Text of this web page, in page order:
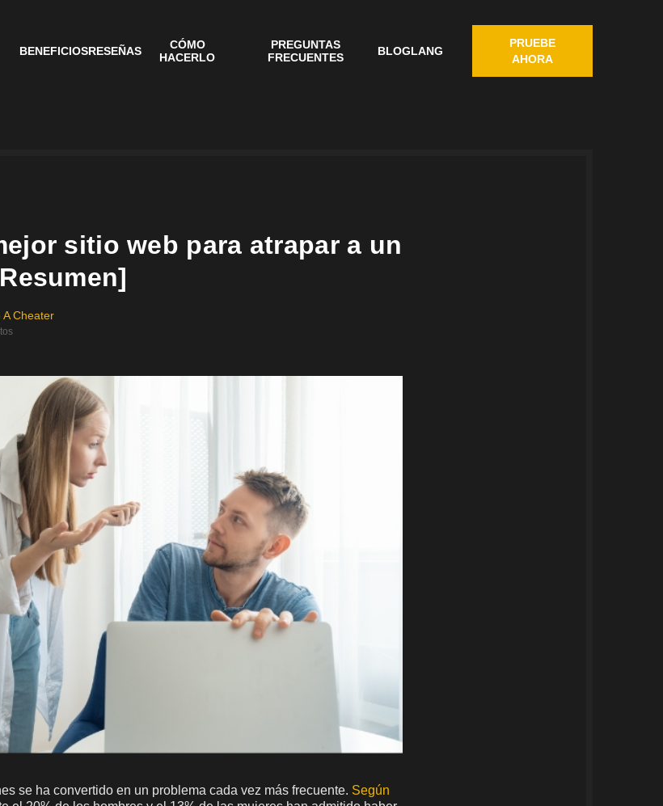
BENEFICIOSRESEÑAS
CÓMO
HACERLO
PREGUNTAS
FRECUENTES
BLOGLANG
PRUEBE
AHORA
sitio web para atrapar a un
A Cheater
se ha convertido en un problema cada vez más frecuente. Según